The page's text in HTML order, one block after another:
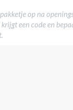
op na
een code en